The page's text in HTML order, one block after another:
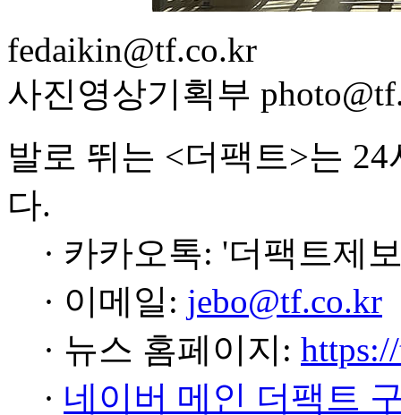
fedaikin@tf.co.kr
사진영상기획부
발로 뛰는 <더팩트>는
다.
· 카카오톡: '더팩트제
· 이메일: jebo@tf.co.kr
· 뉴스 홈페이지:
· 네이버 메인 더팩트